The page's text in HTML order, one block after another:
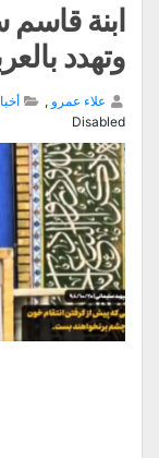
ابنة
وتهدد
علاء عمرو ,
Disabled